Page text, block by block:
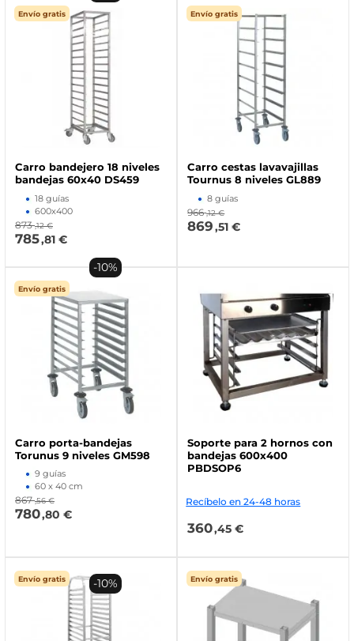
Envío gratis
Carro bandejero 18 niveles
bandejas 60x40 DS459
18 guías
600x400
873 ,12 €
785,81 €
Envío gratis
Carro cestas lavavajillas
Tournus 8 niveles GL889
8 guías
966 ,12 €
869,51 €
Envío gratis
Carro porta-bandejas
Torunus 9 niveles GM598
9 guías
60 x 40 cm
867 ,56 €
780,80 €
-10%
Soporte para 2 hornos con
bandejas 600x400
PBDSOP6
Recíbelo en 24-48 horas
360,45 €
Envío gratis -10% Envío gratis